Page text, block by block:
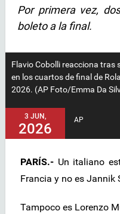
Por primera vez,
boleto a la final.
Flavio Cobolli reacciona tras
en los cuartos de final de
2026. (AP Foto/Emma Da
3 JUN,
2026
AP
PARÍS.- Un italiano
Francia y no es Jannik
Tampoco es Lorenzo